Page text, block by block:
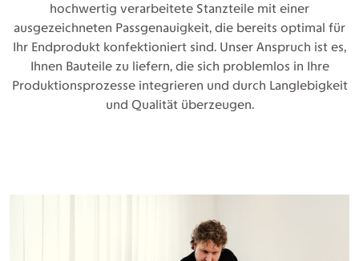
hochwertig verarbeitete Stanzteile mit einer
ausgezeichneten Passgenauigkeit, die bereits optimal für
Ihr Endprodukt konfektioniert sind. Unser Anspruch ist es,
Ihnen Bauteile zu liefern, die sich problemlos in Ihre
Produktionsprozesse integrieren und durch Langlebigkeit
und Qualität überzeugen.